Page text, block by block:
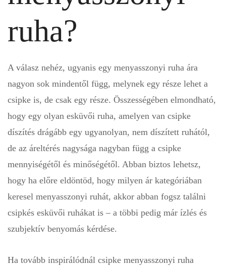
ruha?
A válasz nehéz, ugyanis egy menyasszonyi ruha ára
nagyon sok mindentől függ, melynek egy része lehet a
csipke is, de csak egy része. Összességében elmondható,
hogy egy olyan esküvői ruha, amelyen van csipke
díszítés drágább egy ugyanolyan, nem díszített ruhától,
de az áreltérés nagysága nagyban függ a csipke
mennyiségétől és minőségétől. Abban biztos lehetsz,
hogy ha előre eldöntöd, hogy milyen ár kategóriában
keresel menyasszonyi ruhát, akkor abban fogsz találni
csipkés esküvői ruhákat is – a többi pedig már ízlés és
szubjektív benyomás kérdése.
Ha tovább inspirálódnál csipke menyasszonyi ruha